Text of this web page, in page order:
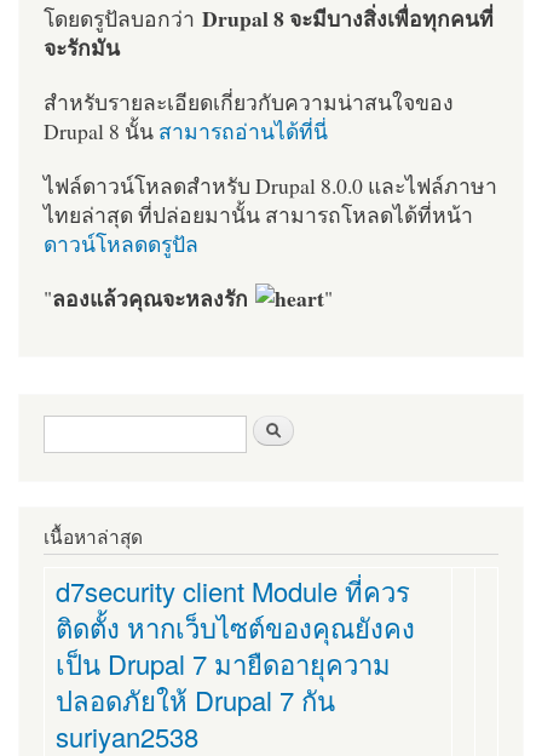
โดยดรูปัลบอกว่า Drupal 8 จะมีบางสิ่งเพื่อทุกคนที่
จะรักมัน
สำหรับรายละเอียดเกี่ยวกับความน่าสนใจของ
Drupal 8 นั้น สามารถอ่านได้ที่นี่
ไฟล์ดาวน์โหลดสำหรับ Drupal 8.0.0 และไฟล์ภาษา
ไทยล่าสุด ที่ปล่อยมานั้น สามารถโหลดได้ที่หน้า
ดาวน์โหลดดรูปัล
"ลองแล้วคุณจะหลงรัก "
ฟอร์มค้นหา
เนื้อหาล่าสุด
d7security client Module ที่ควร
ติดตั้ง หากเว็บไซต์ของคุณยังคง
เป็น Drupal 7 มายืดอายุความ
ปลอดภัยให้ Drupal 7 กัน
suriyan2538